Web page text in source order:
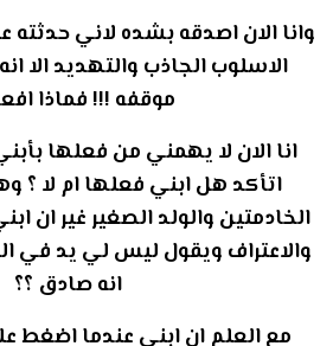
الاسلوب الجاذب والتهديد الا
موقفه !!! فماذا
انا الان لا يهمني من فعلها
اتأكد هل ابني فعلها ام لا ؟
الخادمتين والولد الصغير غير ان
والاعتراف ويقول ليس لي يد في
انه صادق ؟؟
مع العلم ان ابني عندما اضغط